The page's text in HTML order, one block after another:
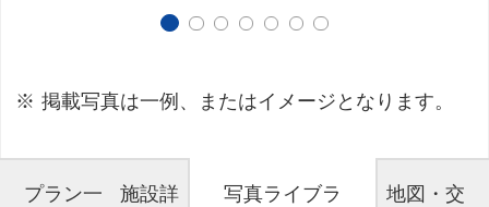
掲載写真は一例、またはイメージとなります。
プラン一
施設詳
写真ライブラ
地図・交